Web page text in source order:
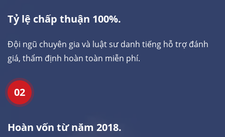
Tỷ lệ chấp thuận 100%.
Đội ngũ chuyên gia và luật sư danh tiếng hỗ trợ đánh
giá, thẩm định hoàn toàn miễn phí.
02
Hoàn vốn từ năm 2018.